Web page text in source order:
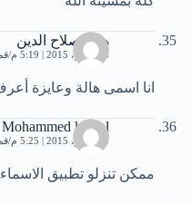
هالة صلاح الدين
3 نوفمبر، 2015 | 5:19 م
انا اسمى هالة وعايزة
Mohammed kamal
3 نوفمبر، 2015 | 5:25 م
ممكن تنزلو تطبيق الاسماء